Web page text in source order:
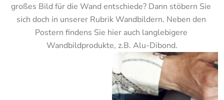
großes Bild für die Wand entschiede? Dann stöbern Sie
sich doch in unserer Rubrik Wandbildern. Neben den
Postern findens Sie hier auch langlebigere
Wandbildprodukte, z.B. Alu-Dibond.